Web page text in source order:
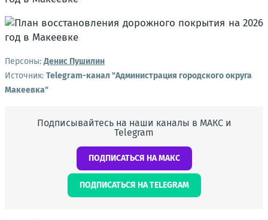
Персоны: Денис Пушилин
Источник: Telegram-канал "Администрация городского округа
Макеевка"
Подписывайтесь на наши каналы в МАКС и
Telegram
ПОДПИСАТЬСЯ НА МАКС
ПОДПИСАТЬСЯ НА TELEGRAM